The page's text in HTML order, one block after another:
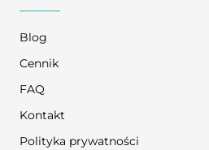
Blog
Cennik
FAQ
Kontakt
Polityka prywatności